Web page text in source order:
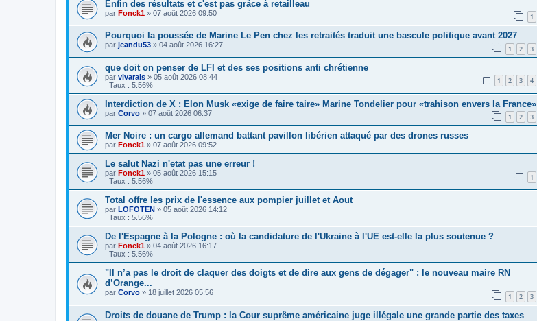
Enfin des résultats et c'est pas grâce à retailleau
par Fonck1 » 07 août 2026 09:50 1
Pourquoi la poussée de Marine Le Pen chez les retraités traduit une bascule politique avant 2027
par jeandu53 » 04 août 2026 16:27 1 2 3
que doit on penser de LFI et des ses positions anti chrétienne
par vivarais » 05 août 2026 08:44 1 2 3 4
Taux : 5.56%
Interdiction de X : Elon Musk «exige de faire taire» Marine Tondelier pour «trahison envers la France»
par Corvo » 07 août 2026 06:37 1 2 3
Mer Noire : un cargo allemand battant pavillon libérien attaqué par des drones russes
par Fonck1 » 07 août 2026 09:52
Le salut Nazi n'etat pas une erreur !
par Fonck1 » 05 août 2026 15:15 1
Taux : 5.56%
Total offre les prix de l'essence aux pompier juillet et Aout
par LOFOTEN » 05 août 2026 14:12
Taux : 5.56%
De l'Espagne à la Pologne : où la candidature de l'Ukraine à l'UE est-elle la plus soutenue ?
par Fonck1 » 04 août 2026 16:17
Taux : 5.56%
"Il n’a pas le droit de claquer des doigts et de dire aux gens de dégager" : le nouveau maire RN
d’Orange...
par Corvo » 18 juillet 2026 05:56 1 2 3
Droits de douane de Trump : la Cour suprême américaine juge illégale une grande partie des taxes